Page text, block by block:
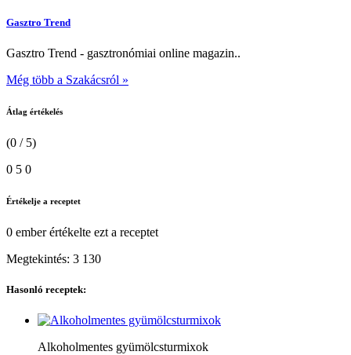
Gasztro Trend
Gasztro Trend - gasztronómiai online magazin..
Még több a Szakácsról »
Átlag értékelés
(0 / 5)
0 5 0
Értékelje a receptet
0 emberértékelte ezt a receptet
Megtekintés: 3 130
Hasonló receptek:
Alkoholmentes gyümölcsturmixok